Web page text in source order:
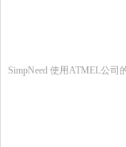
SimpNeed 使用ATMEL公司